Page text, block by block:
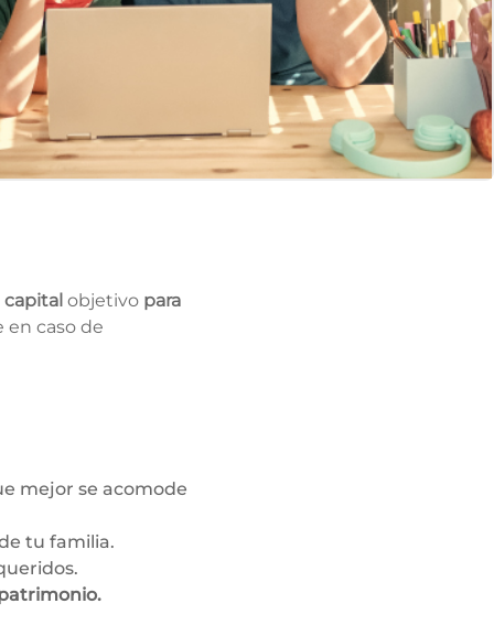
capital objetivo para
caso de
mejor se acomode
tu familia.